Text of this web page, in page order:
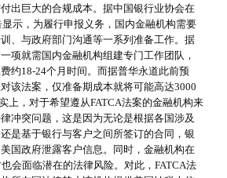
出巨大的合规成本。据中国银行业协会在
示，为履行申报义务，国内金融机构需要
、与政府部门沟通等一系列准备工作。据
项就需国内金融机构组建专门工作团队，
约18-24个月时间。而据普华永道此前预
该法案，仅准备期成本就将可能高达3000
上，对于希望遵从FATCA法案的金融机构来
冲突问题，这是因为无论是根据各国涉及
是基于银行与客户之间所签订的合同，银
国政府泄露客户信息。同时，金融机构在
会面临潜在的法律风险。对此，FATCA法